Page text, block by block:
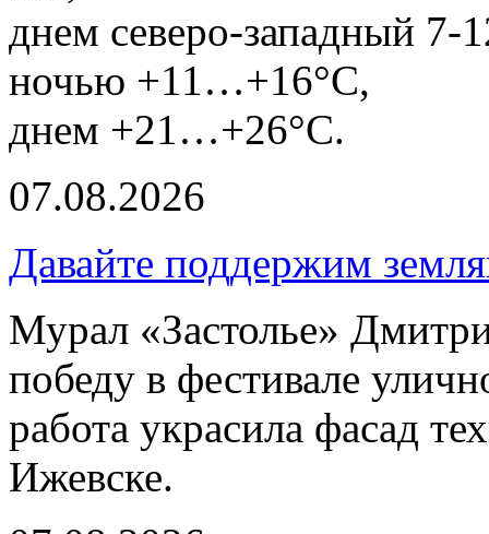
днем северо-западный 7-
ночью +11…+16°С,
днем +21…+26°С.
07.08.2026
Давайте поддержим
Мурал «Застолье»
победу в фестивале
работа украсила фасад
Ижевске.